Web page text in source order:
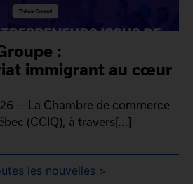
:
immigrant au cœur
— La Chambre de commerce
(CCIQ), à travers[...]
les nouvelles >